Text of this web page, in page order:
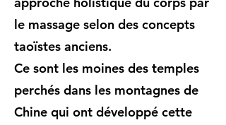
le massage selon des concepts
taoïstes anciens.
Ce sont les moines des temples
perchés dans les montagnes de
Chine qui ont développé cette